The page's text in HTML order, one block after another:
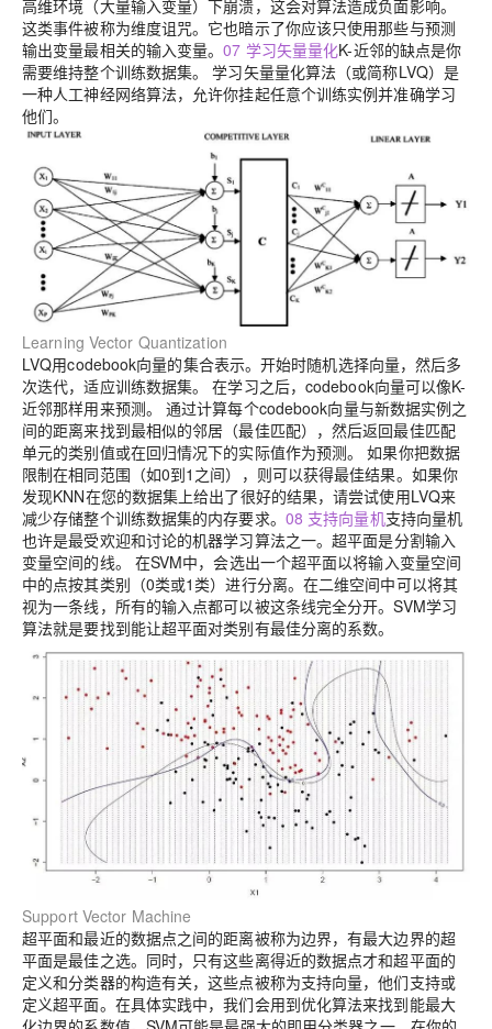
高维环境（大量输入变量）下崩溃，这会对算法造成负面影响。
这类事件被称为维度诅咒。它也暗示了你应该只使用那些与预测
输出变量最相关的输入变量。07 学习矢量量化K-近邻的缺点是你
需要维持整个训练数据集。 学习矢量量化算法（或简称LVQ）是
一种人工神经网络算法，允许你挂起任意个训练实例并准确学习
他们。
Learning Vector Quantization
LVQ用codebook向量的集合表示。开始时随机选择向量，然后多
次迭代，适应训练数据集。 在学习之后，codebook向量可以像K-
近邻那样用来预测。 通过计算每个codebook向量与新数据实例之
间的距离来找到最相似的邻居（最佳匹配），然后返回最佳匹配
单元的类别值或在回归情况下的实际值作为预测。 如果你把数据
限制在相同范围（如0到1之间），则可以获得最佳结果。 如果你
发现KNN在您的数据集上给出了很好的结果，请尝试使用LVQ来
减少存储整个训练数据集的内存要求。 08 支持向量机支持向量机
也许是最受欢迎和讨论的机器学习算法之一。超平面是分割输入
变量空间的线。 在SVM中，会选出一个超平面以将输入变量空间
中的点按其类别（0类或1类）进行分离。在二维空间中可以将其
视为一条线，所有的输入点都可以被这条线完全分开。SVM学习
算法就是要找到能让超平面对类别有最佳分离的系数。
Support Vector Machine
超平面和最近的数据点之间的距离被称为边界，有最大边界的超
平面是最佳之选。同时，只有这些离得近的数据点才和超平面的
定义和分类器的构造有关，这些点被称为支持向量，他们支持或
定义超平面。在具体实践中，我们会用到优化算法来找到能最大